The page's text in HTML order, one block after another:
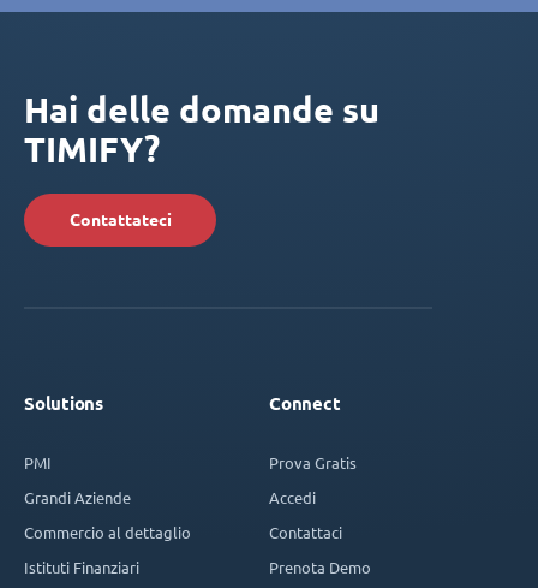
Hai delle domande su
TIMIFY?
Contattateci
Solutions
PMI
Grandi Aziende
Commercio al dettaglio
Istituti Finanziari
Connect
Prova Gratis
Accedi
Contattaci
Prenota Demo